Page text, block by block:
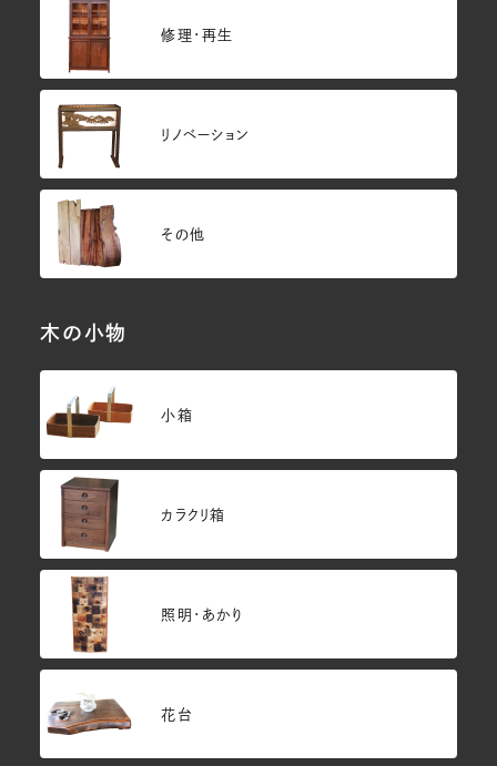
修理・再生
リノベーション
その他
木の小物
小箱
カラクリ箱
照明・あかり
花台